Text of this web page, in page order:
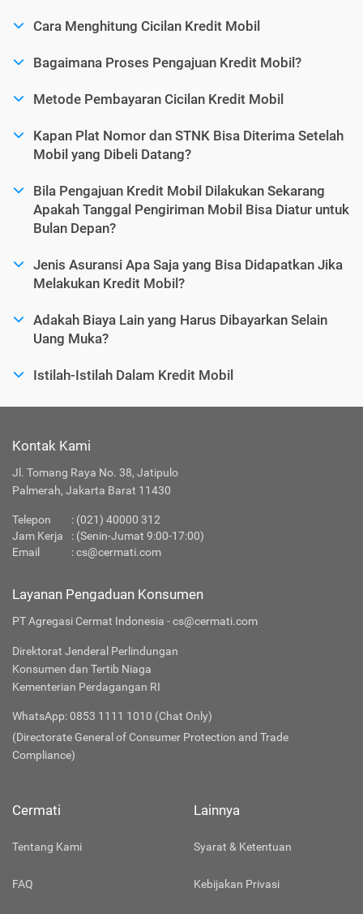
Cara Menghitung Cicilan Kredit Mobil
Bagaimana Proses Pengajuan Kredit Mobil?
Metode Pembayaran Cicilan Kredit Mobil
Kapan Plat Nomor dan STNK Bisa Diterima Setelah
Mobil yang Dibeli Datang?
Bila Pengajuan Kredit Mobil Dilakukan Sekarang
Apakah Tanggal Pengiriman Mobil Bisa Diatur untuk
Bulan Depan?
Jenis Asuransi Apa Saja yang Bisa Didapatkan Jika
Melakukan Kredit Mobil?
Adakah Biaya Lain yang Harus Dibayarkan Selain
Uang Muka?
Istilah-Istilah Dalam Kredit Mobil
Kontak Kami
Jl. Tomang Raya No. 38, Jatipulo
Palmerah, Jakarta Barat 11430
Telepon : (021) 40000 312
Jam Kerja
: (Senin-Jumat 9:00-17:00)
Email
:cs@cermati.com
Layanan Pengaduan Konsumen
PT Agregasi Cermat Indonesia - cs@cermati.com
Direktorat Jenderal Perlindungan
Konsumen dan Tertib Niaga
Kementerian Perdagangan RI
WhatsApp: 0853 1111 1010 (Chat Only)
(Directorate General of Consumer Protection and Trade
Compliance)
Cermati
Tentang Kami
FAQ
Lainnya
Syarat & Ketentuan
Kebijakan Privasi